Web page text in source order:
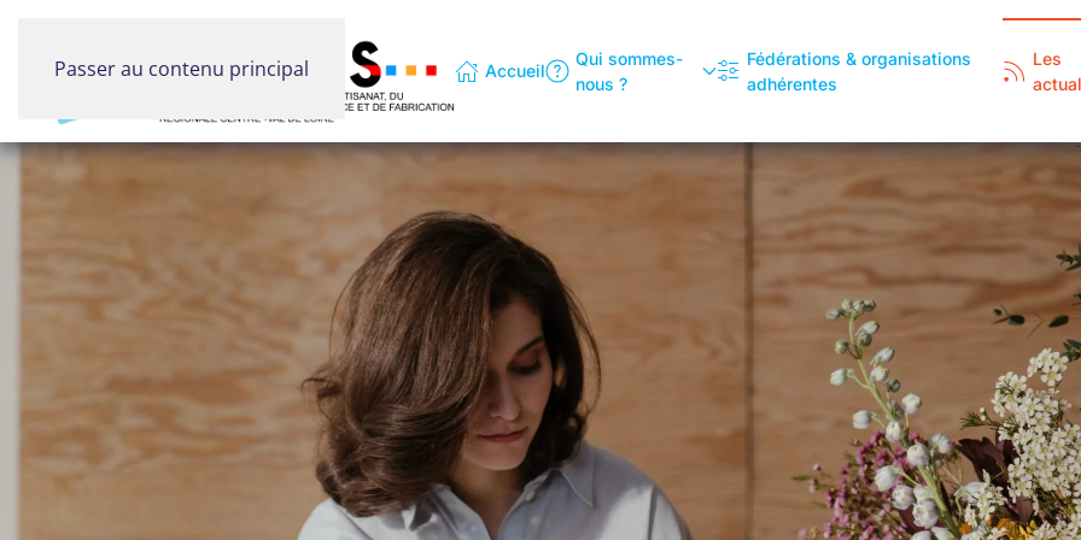
Passer au contenu principal Accueil
Qui sommes-
nous ?
Fédérations & organisations
adhérentes
Les